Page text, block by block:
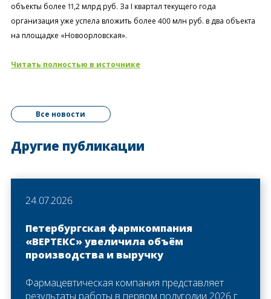
объекты более 11,2 млрд руб. За I квартал текущего года
организация уже успела вложить более 400 млн руб. в два объекта
на площадке «Новоорловская».
Читать полностью в источнике
Все новости
Другие публикации
24.07.2026
Петербургская фармкомпания
«ВЕРТЕКС» увеличила объём
производства и выручку
Фармацевтическая компания представляет
результаты работы в первом полугодии 2026 г.